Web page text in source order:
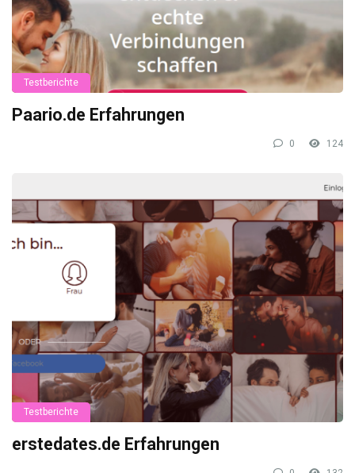
Testberichte
Paario.de Erfahrungen
0 124
Testberichte
erstedates.de Erfahrungen